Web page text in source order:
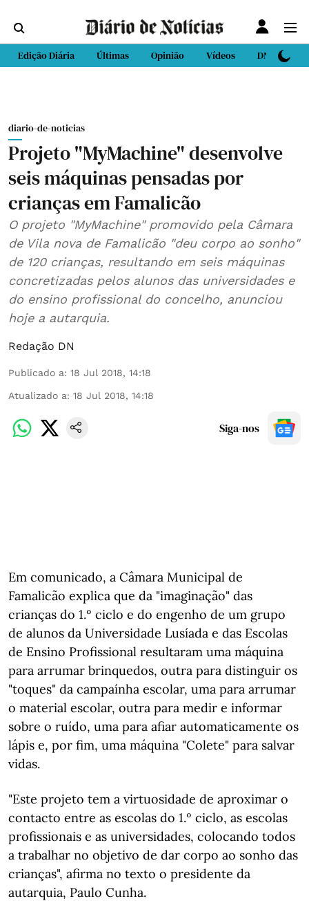
Edição Diária Últimas Opinião Vídeos DN Sport
diario-de-noticias
Projeto "MyMachine" desenvolve
seis máquinas pensadas por
crianças em Famalicão
O projeto "MyMachine" promovido pela Câmara
de Vila nova de Famalicão "deu corpo ao sonho"
de 120 crianças, resultando em seis máquinas
concretizadas pelos alunos das universidades e
do ensino profissional do concelho, anunciou
hoje a autarquia.
Redação DN
Publicado a: 18 Jul 2018, 14:18
Atualizado a: 18 Jul 2018, 14:18
Siga-nos
Em comunicado, a Câmara Municipal de
Famalicão explica que da "imaginação" das
crianças do 1.º ciclo e do engenho de um grupo
de alunos da Universidade Lusíada e das Escolas
de Ensino Profissional resultaram uma máquina
para arrumar brinquedos, outra para distinguir os
"toques" da campaínha escolar, uma para arrumar
o material escolar, outra para medir e informar
sobre o ruído, uma para afiar automaticamente os
lápis e, por fim, uma máquina "Colete" para salvar
vidas.
"Este projeto tem a virtuosidade de aproximar o
contacto entre as escolas do 1.º ciclo, as escolas
profissionais e as universidades, colocando todos
a trabalhar no objetivo de dar corpo ao sonho das
crianças", afirma no texto o presidente da
autarquia, Paulo Cunha.